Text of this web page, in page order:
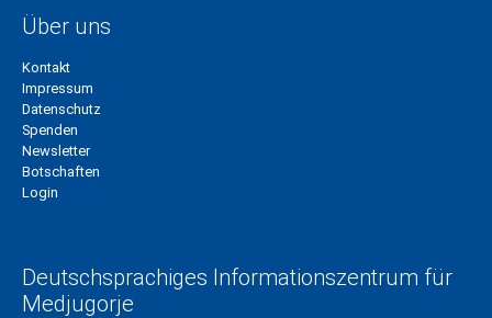
Über uns
Kontakt
Impressum
Datenschutz
Spenden
Newsletter
Botschaften
Login
Deutschsprachiges Informationszentrum für
Medjugorje